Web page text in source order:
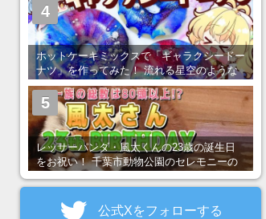
ホットケーキミックスで「ギャラクシードー
ナツ」を作ってみた！ 流れる星空のような
レンチン・レシピを紹介
4
レッサーパンダ・風太くんの23歳の誕生日
をお祝い！ 千葉市動物公園のセレモニーの
様子を紹介
5
公式Xをフォローする